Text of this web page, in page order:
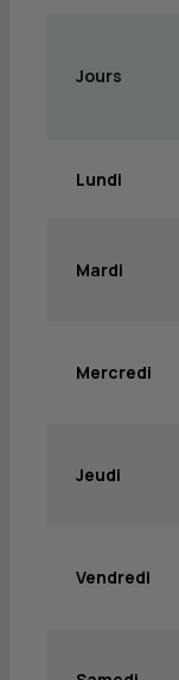
Jours
Lundi
Mardi
Mercredi
Jeudi
Vendredi